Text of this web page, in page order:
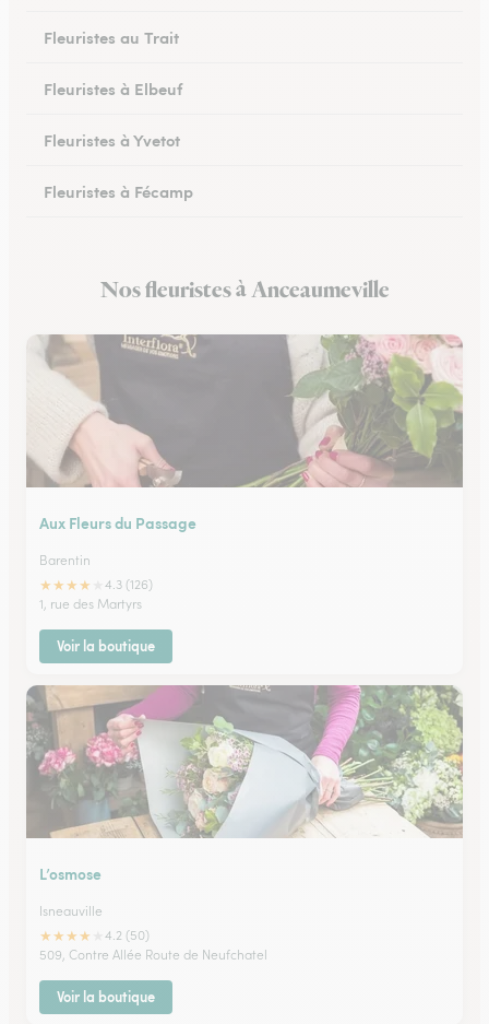
Fleuristes au Trait
Fleuristes à Elbeuf
Fleuristes à Yvetot
Fleuristes à Fécamp
Fleuristes à Canteleu
Nos fleuristes à Anceaumeville
Aux Fleurs du Passage
Barentin
★★★★
4.3 (126)
1, rue des Martyrs
Voir la boutique
L’osmose
Isneauville
★★★★
4.2 (50)
509, Contre Allée Route de Neufchatel
Voir la boutique